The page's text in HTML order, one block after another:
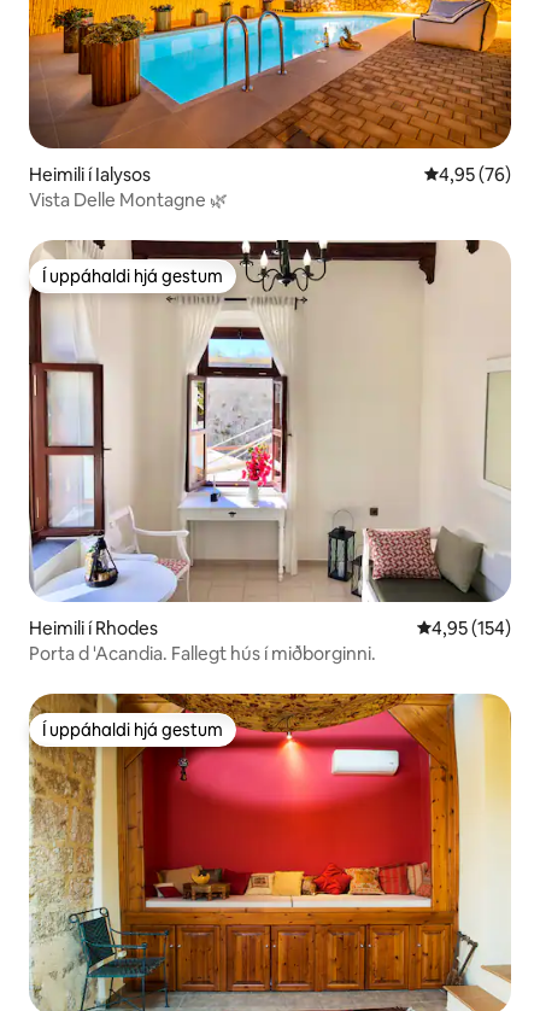
Heimili í Ialysos 4,95 af 5 í
4,95 (76)
Vista Delle Montagne 🌿
Í uppáhaldi hjá gestum
Í uppáhaldi hjá gestum
Heimili í Rhodes 4,95 af 5 í
4,95 (154)
Porta d 'Acandia. Fallegt hús í miðborginni.
Í uppáhaldi hjá gestum
Í uppáhaldi hjá gestum